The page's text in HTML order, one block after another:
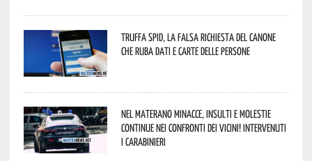
Truffa Spid, la falsa richiesta del canone
che ruba dati e carte delle persone
Nel materano minacce, insulti e molestie
continue nei confronti dei vicini! Intervenuti
i Carabinieri